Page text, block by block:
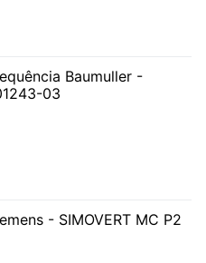
Baumuller -
03
- SIMOVERT MC P2